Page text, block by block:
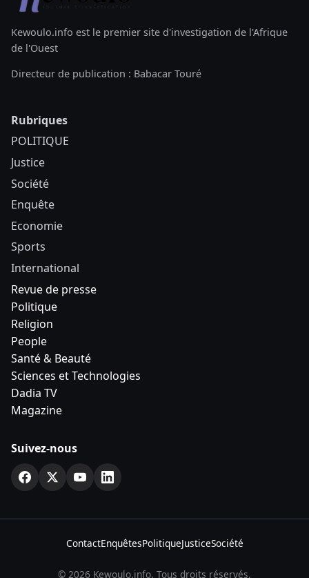
Kewoulo.info est le premier site d'investigation de l'Afrique
de l'Ouest
Directeur de publication : Babacar Touré
Rubriques
POLITIQUE
Justice
Société
Enquête
Economie
Sports
International
Revue de presse
Politique
Religion
People
Santé & Beauté
Sciences et Technologies
Dadia TV
Magazine
Suivez-nous
ContactEnquêtesPolitiqueJusticeSociété
© 2026 Kewoulo.info. Tous droits réservés.